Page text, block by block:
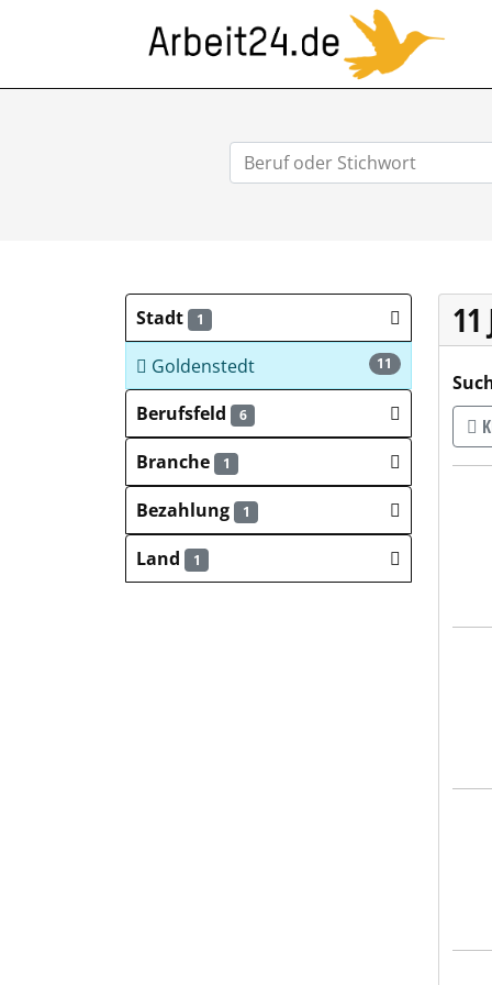
Stadt 1
11
Goldenstedt
Berufsfeld
6
Branche 1
Bezahlung 1
Land 1
11